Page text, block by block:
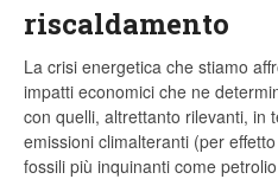
riscaldamento
La crisi energetica che stiamo
impatti economici che ne
con quelli, altrettanto rilevanti, in
emissioni climalteranti (per
fossili più inquinanti come